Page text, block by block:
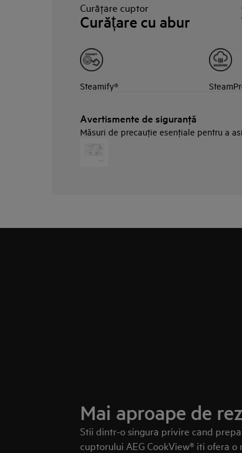
Curăţare cuptor
Curățare cu abur
Steamify®
Avertismente de siguranţă
Măsuri de precauţie esenţiale pentru a
Mai aproape de
Stii dintr-o singura privire cand
cuptorului AEG CookView® iti ofera